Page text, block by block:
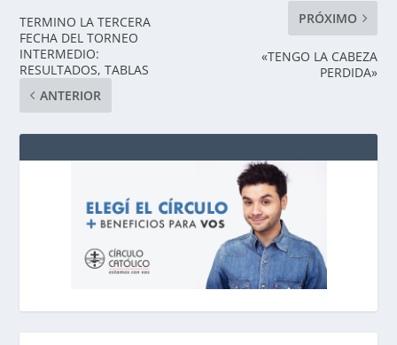
TERMINO LA TERCERA
FECHA DEL TORNEO
INTERMEDIO:
RESULTADOS, TABLAS
ANTERIOR
PRÓXIMO
«TENGO LA CABEZA
PERDIDA»